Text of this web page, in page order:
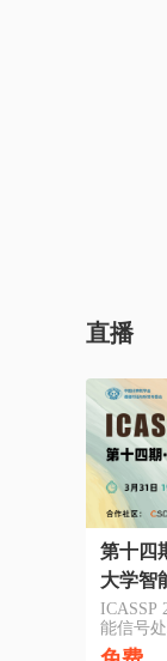
直播
第十四
大学智
ICASSP
能信号